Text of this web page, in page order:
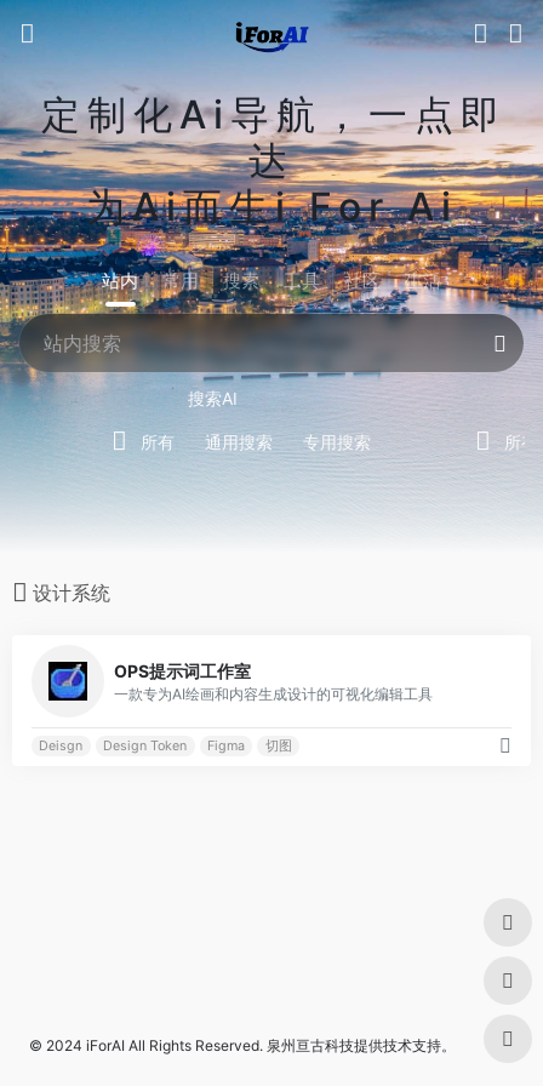
定制化Ai导航，一点即
达
为Ai而生i For Ai
站内 常用 搜索 工具 社区 生活
搜索AI
所有 通用搜索 专用搜索 所有
设计系统
OPS提示词工作室
一款专为AI绘画和内容生成设计的可视化编辑工具
Deisgn Design Token Figma 切图
© 2024 iForAI All Rights Reserved. 泉州亘古科技提供技术支持。